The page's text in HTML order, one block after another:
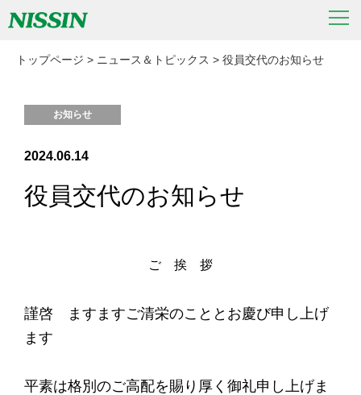
トップページ > ニュース＆トピックス > 役員交代のお知らせ
お知らせ
2024.06.14
役員交代のお知らせ
ご 挨 拶
謹啓 ますますご清栄のこととお慶び申し上げ
ます
平素は格別のご高配を賜り厚く御礼申し上げま